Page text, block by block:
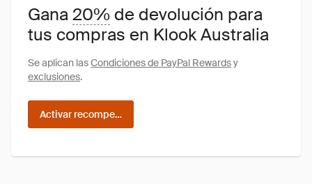
Gana20% de devolución para
tus compras en Klook Australia
Se aplican lasCondiciones de PayPal Rewardsy
exclusiones.
Activar recompensas